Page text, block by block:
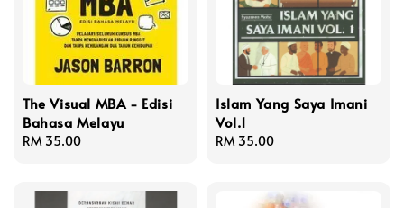
The Visual MBA - Edisi
Bahasa Melayu
Regular
RM 35.00
Islam Yang Saya Imani
Vol.1
Regular
RM 35.00